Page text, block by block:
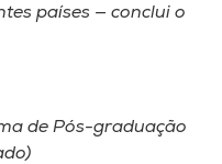
países — conclui o
de Pós-graduação